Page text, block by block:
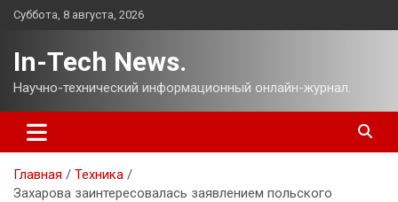
Перейти
Суббота, 8 августа, 2026
In-Tech News.
Научно-технический информационный онлайн-журнал.
Главная
Техника
Захарова заинтересовалась заявлением польского